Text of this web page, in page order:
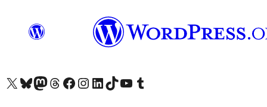
Visita nuestra cuenta de X (anteriormente Twitter)
Visita nuestra cuenta de Bluesky
Visita nuestra cuenta de Mastodon
Visita nuestra cuenta de Threads
Visita nuestra página de Facebook
Visita nuestra cuenta de Instagram
Visita nuestra cuenta de LinkedIn
Visita nuestra cuenta de TikTok
Visita nuestro canal de YouTube
Visita nuestra cuenta de Tumblr